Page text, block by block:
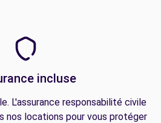
incluse
L'assurance responsabilité civile
nos locations pour vous protéger